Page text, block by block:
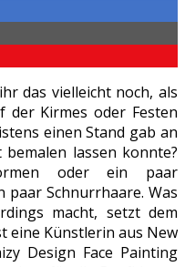
das vielleicht noch, als
Kirmes oder Festen
einen Stand gab an
lassen konnte?
oder ein paar
Schnurrhaare. Was
macht, setzt dem
eine Künstlerin aus New
Design Face Painting